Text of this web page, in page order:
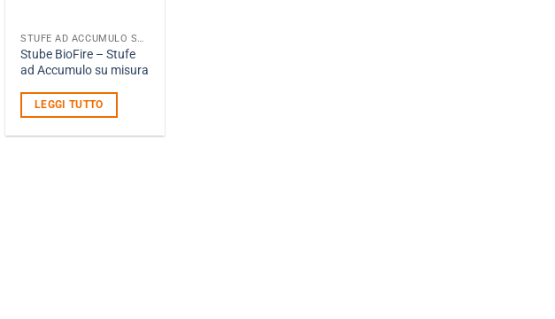
STUFE AD ACCUMULO SU MISURA
Stube BioFire – Stufe
ad Accumulo su misura
LEGGI TUTTO